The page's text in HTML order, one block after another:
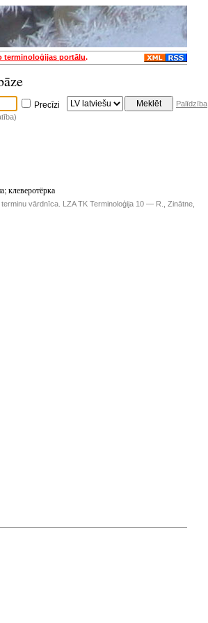
terminoloģijas portālu.
Precīzi
Palīdzība
;клеверотёрка
vārdnīca. LZA TK Terminoloģija 10 — R., Zinātne,